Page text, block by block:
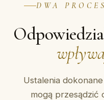
DWA
Ustalenia
mogą przesądzić